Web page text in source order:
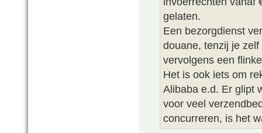
gelaten.
Een bezorgdienst
douane, tenzij je
vervolgens een
Het is ook iets om
Alibaba e.d. Er glipt
voor veel
concurreren, is het